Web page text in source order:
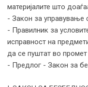
материјалите што
- Закон за
- Правилник за
исправност на
да се пуштат во промет
- Предлог - Закон за